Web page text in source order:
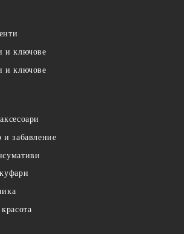
и ключове
и ключове
и забавление